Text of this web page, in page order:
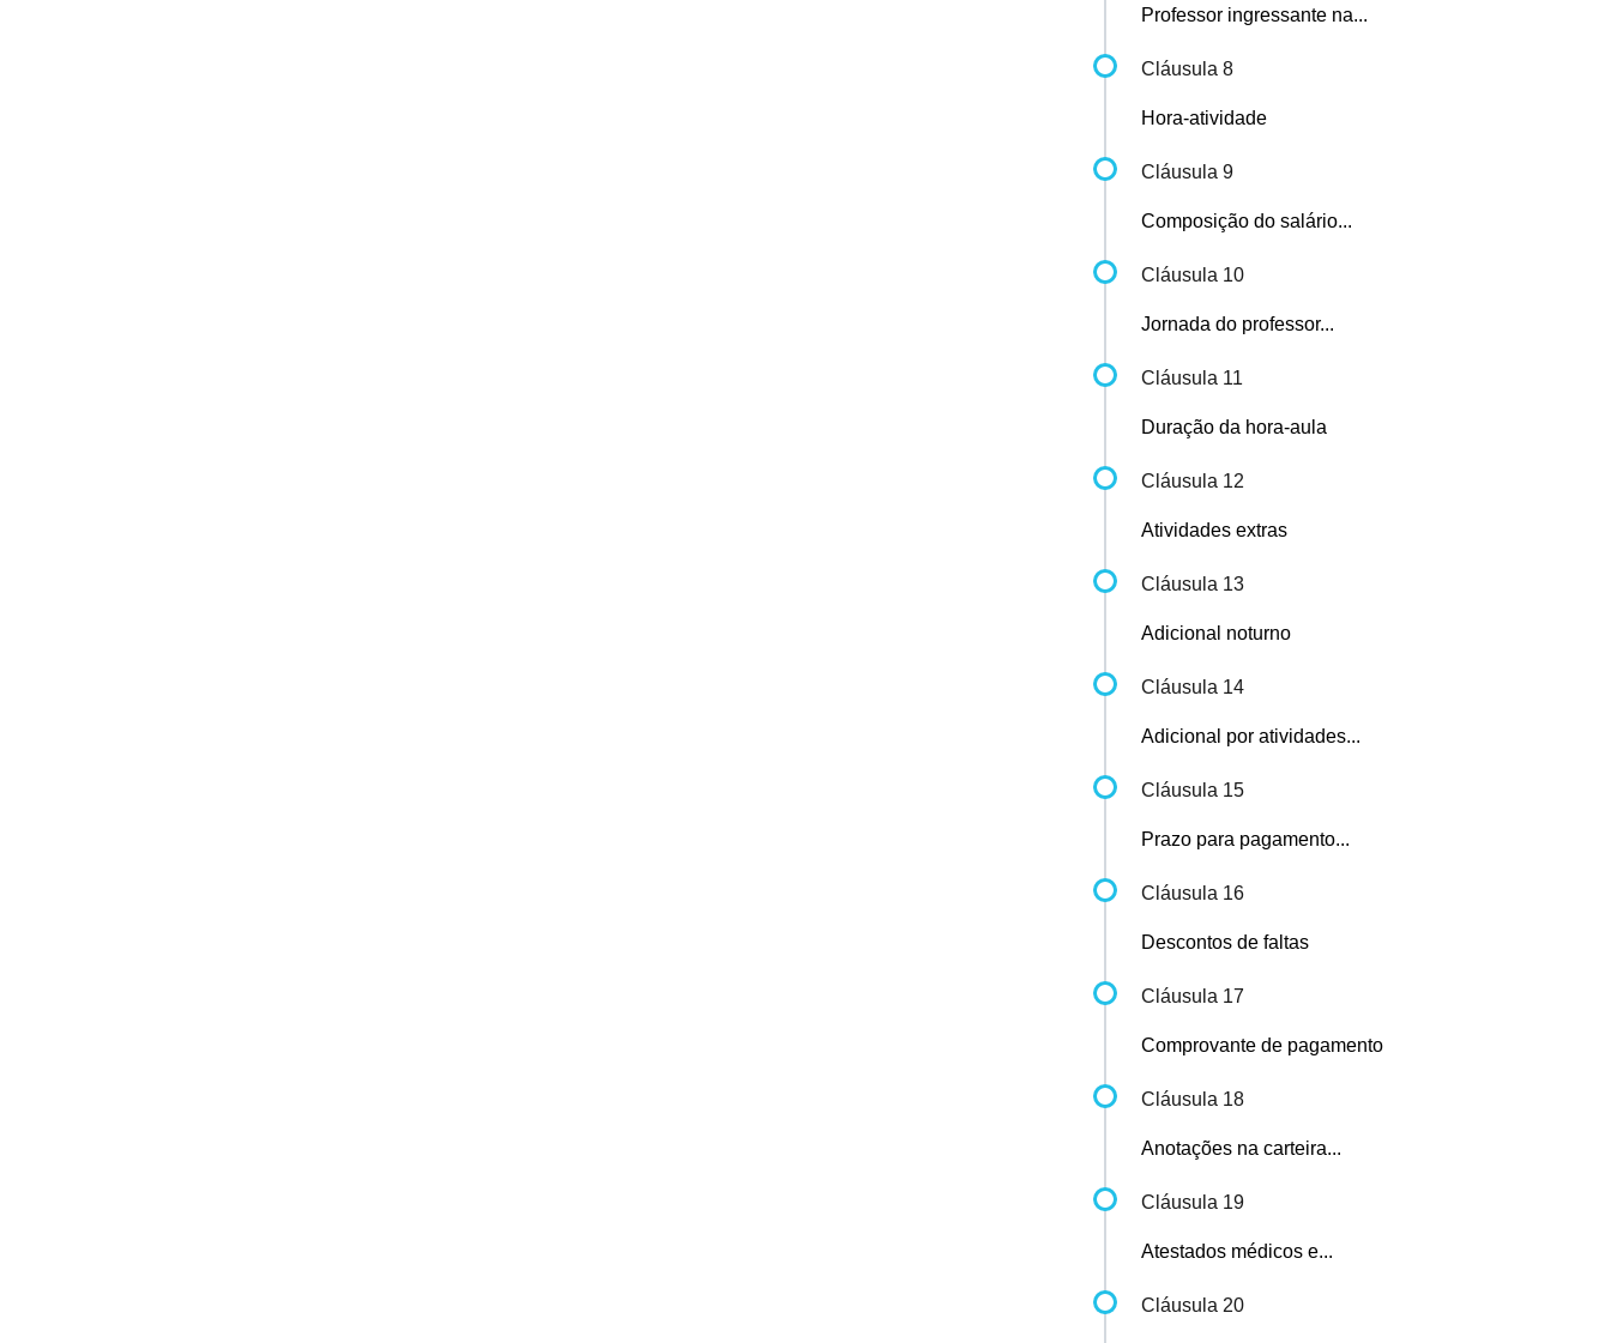
Professor ingressante na...
Cláusula 8
Hora-atividade
Cláusula 9
Composição do salário...
Cláusula 10
Jornada do professor...
Cláusula 11
Duração da hora-aula
Cláusula 12
Atividades extras
Cláusula 13
Adicional noturno
Cláusula 14
Adicional por atividades...
Cláusula 15
Prazo para pagamento...
Cláusula 16
Descontos de faltas
Cláusula 17
Comprovante de pagamento
Cláusula 18
Anotações na carteira...
Cláusula 19
Atestados médicos e...
Cláusula 20